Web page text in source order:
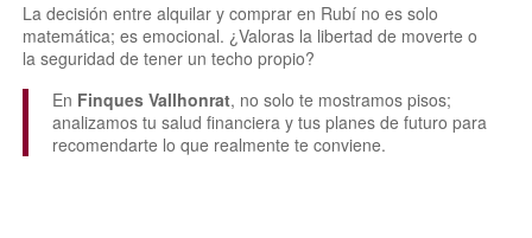
La decisión entre alquilar y comprar en Rubí no es solo
matemática; es emocional. ¿Valoras la libertad de moverte o
la seguridad de tener un techo propio?
En Finques Vallhonrat, no solo te mostramos pisos;
analizamos tu salud financiera y tus planes de futuro para
recomendarte lo que realmente te conviene.